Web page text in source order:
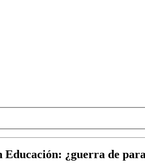
Educación: ¿guerra de